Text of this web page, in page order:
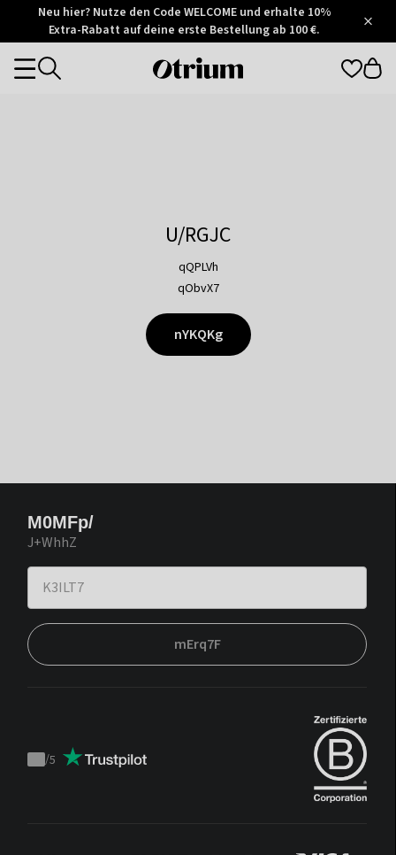
Otrium
Trustpilot
Neu hier? Nutze den Code WELCOME und erhalte 10%
Extra-Rabatt auf deine erste Bestellung ab 100 €.
Otrium
Categories
U/RGJC
qQPLVh
qObvX7
nYKQKg
M0MFp/
J+WhhZ
mErq7F
Trustpilot
/5